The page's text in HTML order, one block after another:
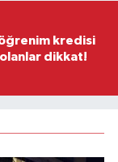
kredisi
dikkat!